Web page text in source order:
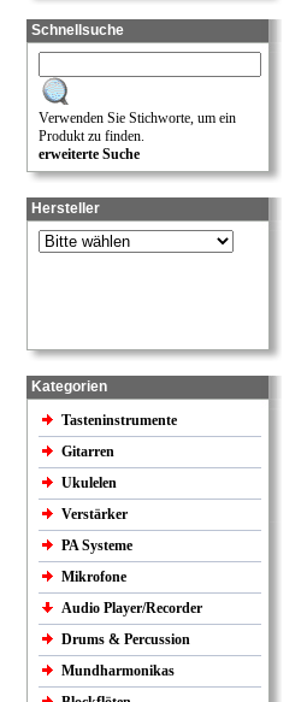
Schnellsuche
Verwenden Sie Stichworte, um ein
Produkt zu finden.
erweiterte Suche
Hersteller
Kategorien
Tasteninstrumente
Gitarren
Ukulelen
Verstärker
PA Systeme
Mikrofone
Audio Player/Recorder
Drums & Percussion
Mundharmonikas